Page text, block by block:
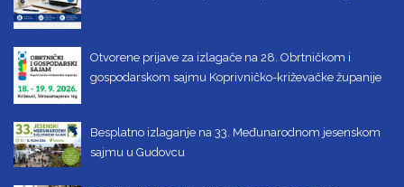
Otvorene prijave za izlagače na 28. Obrtničkom i
gospodarskom sajmu Koprivničko-križevačke županije
Besplatno izlaganje na 33. Međunarodnom jesenskom
sajmu u Gudovcu